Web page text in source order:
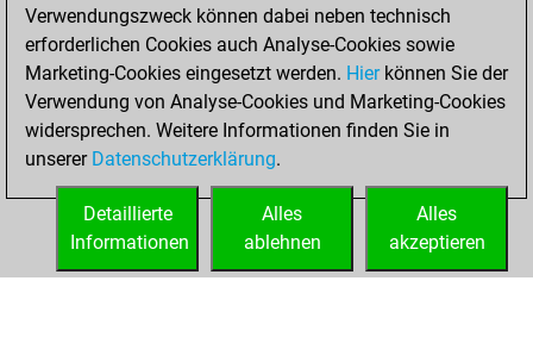
Dienstag, April 22,
2025
You played 3
bullet games
Play
You scored +0
=0 -3 in bullet
Verwendungszweck können dabei neben technisch
erforderlichen Cookies auch Analyse-Cookies sowie
Marketing-Cookies eingesetzt werden. Hierkönnen Sie der
Verwendung von Analyse-Cookies und Marketing-Cookies
widersprechen. Weitere Informationen finden Sie in
unserer Datenschutzerklärung.
Alles
akzeptieren
Alles
ablehnen
Detaillierte
Informationen